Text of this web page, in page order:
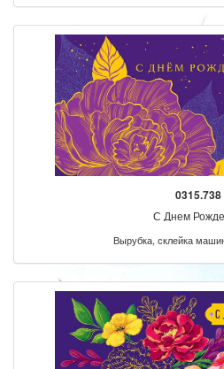
0315.738
С Днем
Вырубка, склейка